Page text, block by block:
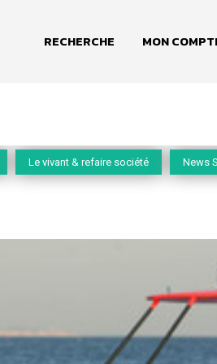
RECHERCHE MON
Le vivant & refaire société News